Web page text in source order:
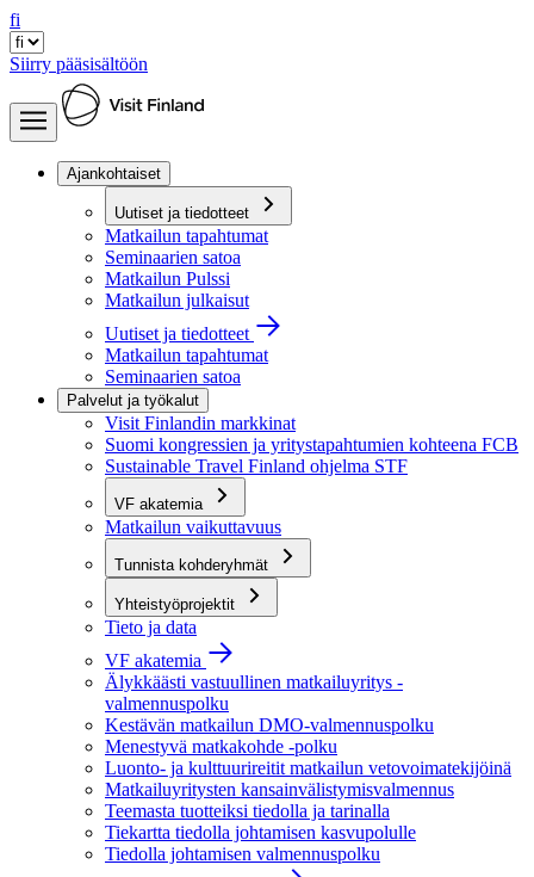
fi
Siirry pääsisältöön
Ajankohtaiset
Uutiset ja tiedotteet
Matkailun tapahtumat
Seminaarien satoa
Matkailun Pulssi
Matkailun julkaisut
Uutiset ja tiedotteet
Matkailun tapahtumat
Seminaarien satoa
Palvelut ja työkalut
Visit Finlandin markkinat
Suomi kongressien ja yritystapahtumien kohteena FCB
Sustainable Travel Finland ohjelma STF
VF akatemia
Matkailun vaikuttavuus
Tunnista kohderyhmät
Yhteistyöprojektit
Tieto ja data
VF akatemia
Älykkäästi vastuullinen matkailuyritys -
valmennuspolku
Kestävän matkailun DMO-valmennuspolku
Menestyvä matkakohde -polku
Luonto- ja kulttuurireitit matkailun vetovoimatekijöinä
Matkailuyritysten kansainvälistymisvalmennus
Teemasta tuotteiksi tiedolla ja tarinalla
Tiekartta tiedolla johtamisen kasvupolulle
Tiedolla johtamisen valmennuspolku